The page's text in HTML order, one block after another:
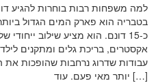
למה משפחות רבות בוחרות להגיע
בטבריה הוא פארק המים הגדול
כ-15 דונם. הוא מציע שילוב
עבודות שדרוג נרחבות שהופכות את
יותר מאי פעם. עוד […]